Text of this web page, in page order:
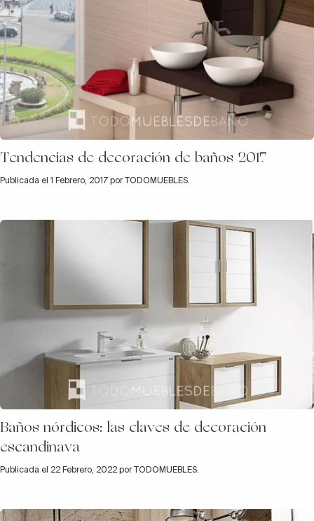
Tendencias de decoración de baños 2017
Publicada el 1 Febrero, 2017 por TODOMUEBLES.
Baños nórdicos: las claves de decoración
escandinava
Publicada el 22 Febrero, 2022 por TODOMUEBLES.